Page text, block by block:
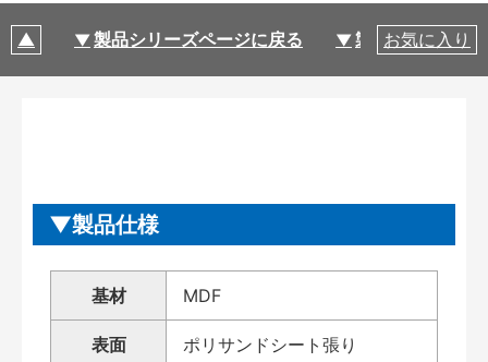
製品シリーズページに戻る 製品仕様
お気に入り
製品仕様
基材 MDF
表面 ポリサンドシート張り